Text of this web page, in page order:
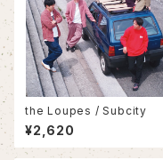
the Loupes / Subcity
¥2,620